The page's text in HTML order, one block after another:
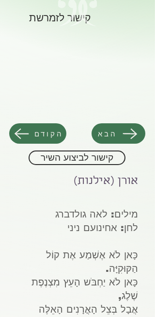
קישור לזמרשת
הקודם הבא
קישור לביצוע השיר
אורן (אילנות)
מילים: לאה גולדברג
לחן: אחינועם ניני
כָּאן לֹא אֶשְׁמַע אֶת קוֹל
הַקּוּקִיָּה.
כָּאן לֹא יַחְבֹּש הָעֵץ מִצְנֶפֶת
שֶׁלֶג,
אֲבָל בְּצֵל הָאֳרָנִים הָאֵלֶּה